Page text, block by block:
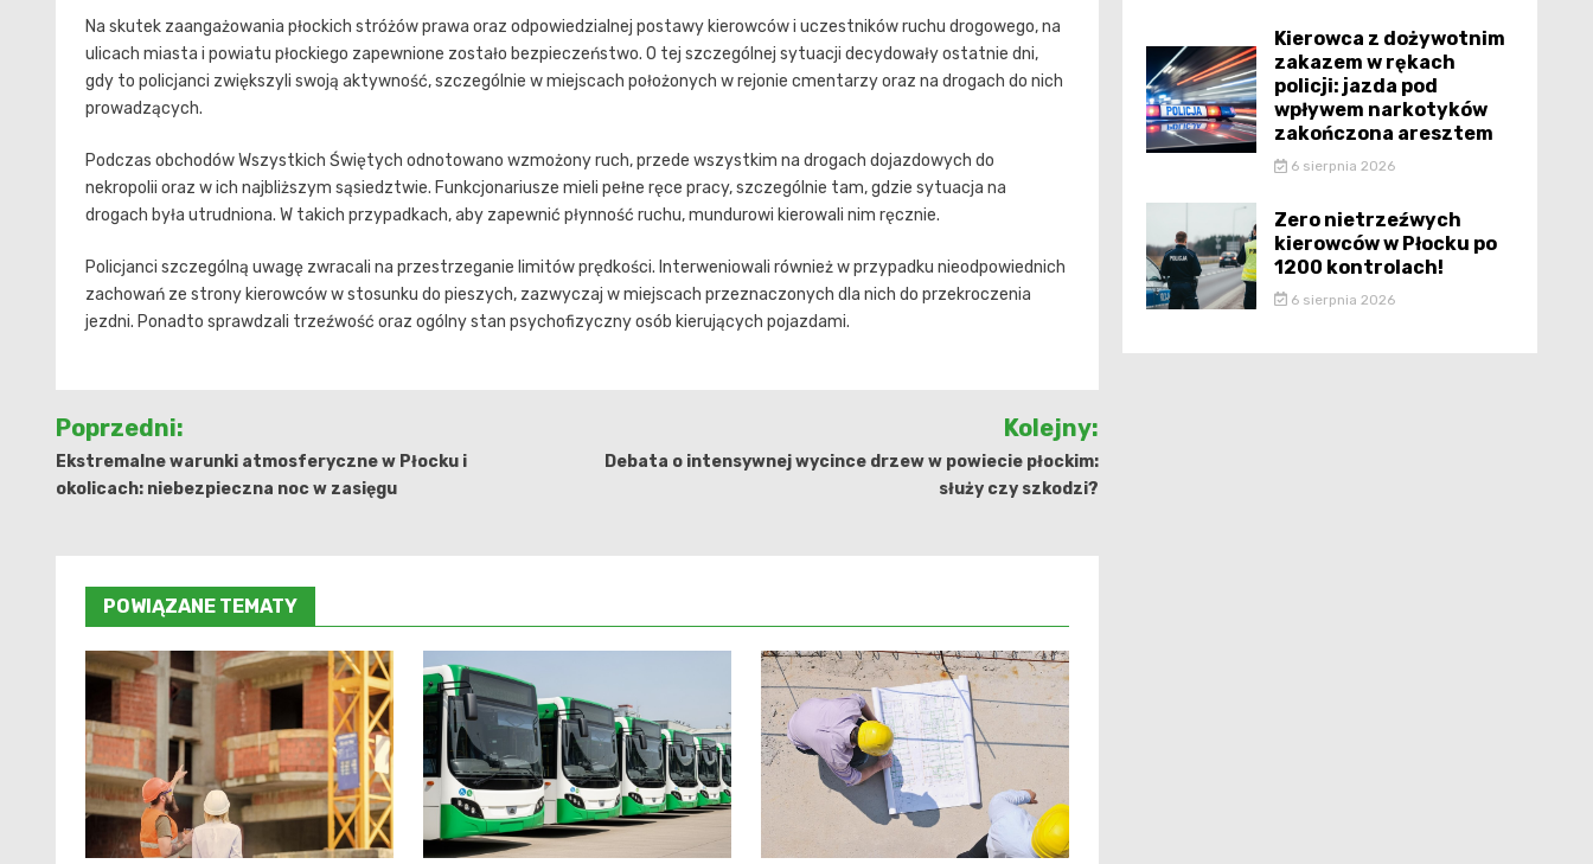
Na skutek zaangażowania płockich stróżów prawa oraz odpowiedzialnej postawy kierowców i uczestników ruchu drogowego, na
ulicach miasta i powiatu płockiego zapewnione zostało bezpieczeństwo. O tej szczególnej sytuacji decydowały ostatnie dni,
gdy to policjanci zwiększyli swoją aktywność, szczególnie w miejscach położonych w rejonie cmentarzy oraz na drogach do nich
prowadzących.
Podczas obchodów Wszystkich Świętych odnotowano wzmożony ruch, przede wszystkim na drogach dojazdowych do
nekropolii oraz w ich najbliższym sąsiedztwie. Funkcjonariusze mieli pełne ręce pracy, szczególnie tam, gdzie sytuacja na
drogach była utrudniona. W takich przypadkach, aby zapewnić płynność ruchu, mundurowi kierowali nim ręcznie.
Policjanci szczególną uwagę zwracali na przestrzeganie limitów prędkości. Interweniowali również w przypadku nieodpowiednich
zachowań ze strony kierowców w stosunku do pieszych, zazwyczaj w miejscach przeznaczonych dla nich do przekroczenia
jezdni. Ponadto sprawdzali trzeźwość oraz ogólny stan psychofizyczny osób kierujących pojazdami.
Nawigacja
wpisu
Poprzedni:
Ekstremalne warunki atmosferyczne w Płocku i
okolicach: niebezpieczna noc w zasięgu
Kolejny:
Debata o intensywnej wycince drzew w powiecie płockim:
służy czy szkodzi?
POWIĄZANE TEMATY
Kierowca z dożywotnim
zakazem w rękach
policji: jazda pod
wpływem narkotyków
zakończona aresztem
6 sierpnia 2026
Zero nietrzeźwych
kierowców w Płocku po
1200 kontrolach!
6 sierpnia 2026